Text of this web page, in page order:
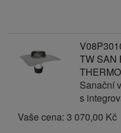
TW SAN
Sanační
s
Vaše cena: 3 070,00 Kč